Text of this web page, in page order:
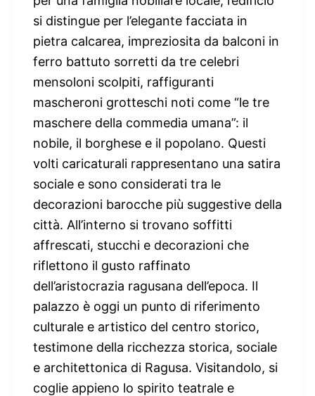
si distingue per l’elegante facciata in
pietra calcarea, impreziosita da balconi in
ferro battuto sorretti da tre celebri
mensoloni scolpiti, raffiguranti
mascheroni grotteschi noti come “le tre
maschere della commedia umana”: il
nobile, il borghese e il popolano. Questi
volti caricaturali rappresentano una satira
sociale e sono considerati tra le
decorazioni barocche più suggestive della
città. All’interno si trovano soffitti
affrescati, stucchi e decorazioni che
riflettono il gusto raffinato
dell’aristocrazia ragusana dell’epoca. Il
palazzo è oggi un punto di riferimento
culturale e artistico del centro storico,
testimone della ricchezza storica, sociale
e architettonica di Ragusa. Visitandolo, si
coglie appieno lo spirito teatrale e